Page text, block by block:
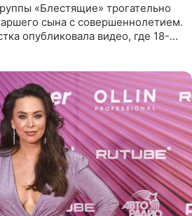
«Блестящие» трогательно
сына с совершеннолетием.
опубликовала видео, где 18-